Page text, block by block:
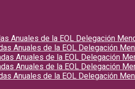
Anuales de la EOL Delegación
Anuales de la EOL Delegación
Anuales de la EOL Delegación
Anuales de la EOL Delegación
Anuales de la EOL Delegación